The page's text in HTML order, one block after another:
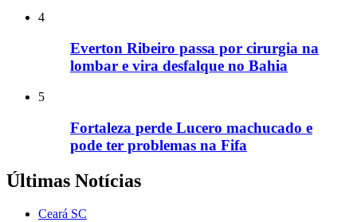
4
Everton Ribeiro passa por cirurgia na
lombar e vira desfalque no Bahia
5
Fortaleza perde Lucero machucado e
pode ter problemas na Fifa
Últimas Notícias
Ceará SC